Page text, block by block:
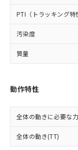
PTI（トラッキング特
汚染度
質量
動作特性
全体の動きに必要な
全体の動き(TT)
事
示し
マ
ビ
メ
引・
をご
※当
の共
部品在庫
月が前後
とができ
51物質の
準値以下
「10」：
質が外部
及ぼさな
「－」：
い合わせ
場
該第
販
法
り